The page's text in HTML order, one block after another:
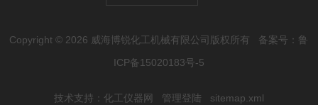
Copyright © 2026 威海博锐化工机械有限公司版权所有 备案号：鲁
ICP备15020183号-5
技术支持： 化工仪器网 管理登陆 sitemap.xml